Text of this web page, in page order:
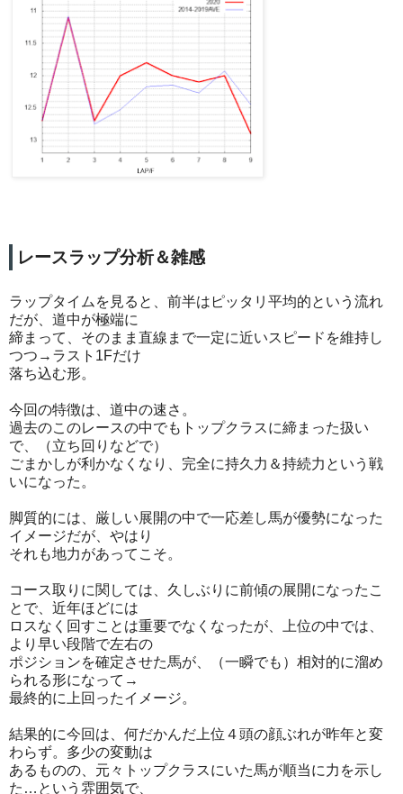
レースラップ分析＆雑感
ラップタイムを見ると、前半はピッタリ平均的という流れ
だが、道中が極端に
締まって、そのまま直線まで一定に近いスピードを維持し
つつ→ラスト1Fだけ
落ち込む形。
今回の特徴は、道中の速さ。
過去のこのレースの中でもトップクラスに締まった扱い
で、（立ち回りなどで）
ごまかしが利かなくなり、完全に持久力＆持続力という戦
いになった。
脚質的には、厳しい展開の中で一応差し馬が優勢になった
イメージだが、やはり
それも地力があってこそ。
コース取りに関しては、久しぶりに前傾の展開になったこ
とで、近年ほどには
ロスなく回すことは重要でなくなったが、上位の中では、
より早い段階で左右の
ポジションを確定させた馬が、（一瞬でも）相対的に溜め
られる形になって→
最終的に上回ったイメージ。
結果的に今回は、何だかんだ上位４頭の顔ぶれが昨年と変
わらず。多少の変動は
あるものの、元々トップクラスにいた馬が順当に力を示し
た…という雰囲気で、